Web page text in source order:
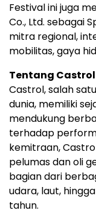
Festival ini juga
Co., Ltd. sebagai
mitra regional,
mobilitas, gaya
Tentang Castrol
Castrol, salah
dunia, memiliki
mendukung
terhadap
kemitraan,
pelumas dan oli
bagian dari
udara, laut,
tahun.